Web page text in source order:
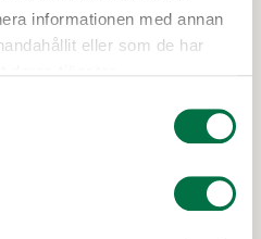
informationen med annan
eller som de har
för 2026 klar -
är Folkets röst –
Årets kokbok – Cajsa
kokboksförfattare vill
en hängiven